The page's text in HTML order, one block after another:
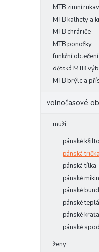
MTB zimní
MTB kalhoty a
MTB chrániče
MTB ponožky
funkční oblečení
dětská MTB
MTB brýle a
volnočasové
muži
pánské
pánská trička
pánská tílka
pánské
pánské
pánské
pánské
pánské
ženy